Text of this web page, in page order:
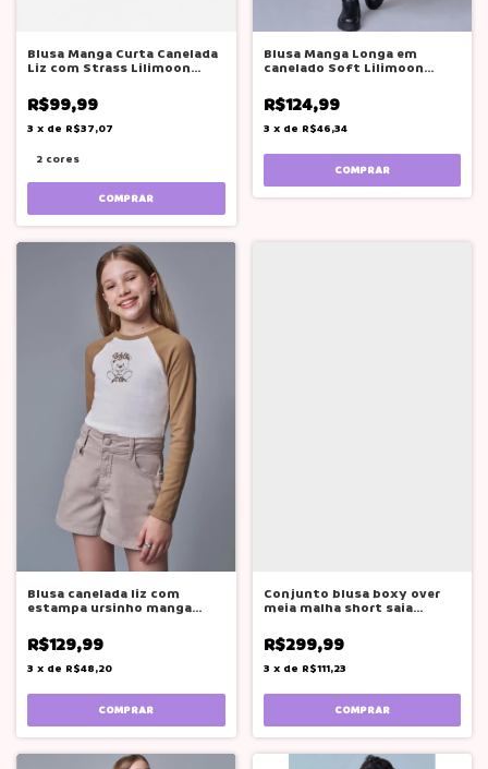
Blusa Manga Curta Canelada
Liz com Strass Lilimoon
R$99,99
3 x de R$37,07
2 cores
COMPRAR
Blusa Manga Longa em
canelado Soft Lilimoon
R$124,99
3 x de R$46,34
COMPRAR
Blusa canelada liz com
estampa ursinho manga
R$129,99
3 x de R$48,20
COMPRAR
Conjunto blusa boxy over
meia malha short saia
R$299,99
3 x de R$111,23
COMPRAR